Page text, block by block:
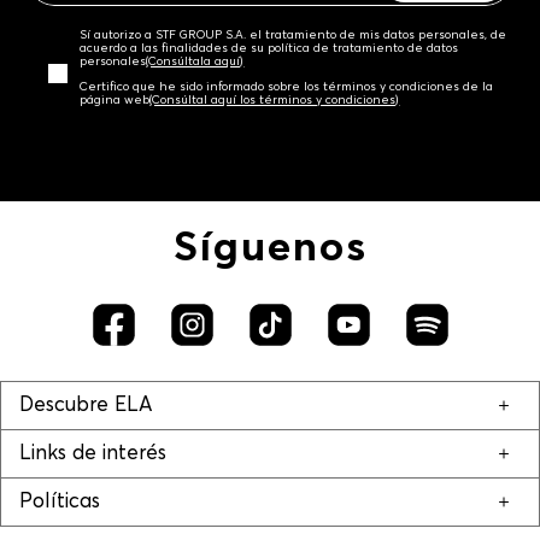
Sí autorizo a STF GROUP S.A. el tratamiento de mis datos personales, de
acuerdo a las finalidades de su política de tratamiento de datos
personales‎(Consúltala aquí)
Certifico que he sido informado sobre los términos y condiciones de la
página web‎(Consúltal aquí los términos y condiciones)
Síguenos
Descubre ELA
Links de interés
Políticas